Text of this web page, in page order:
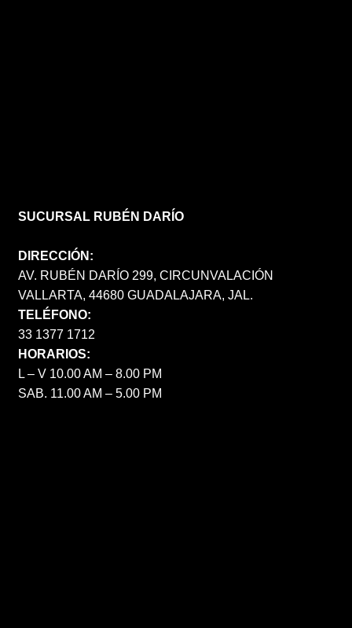
SUCURSAL RUBÉN DARÍO
DIRECCIÓN:
AV. RUBÉN DARÍO 299, CIRCUNVALACIÓN
VALLARTA, 44680 GUADALAJARA, JAL.
TELÉFONO:
33 1377 1712
HORARIOS:
L – V 10.00 AM – 8.00 PM
SAB. 11.00 AM – 5.00 PM